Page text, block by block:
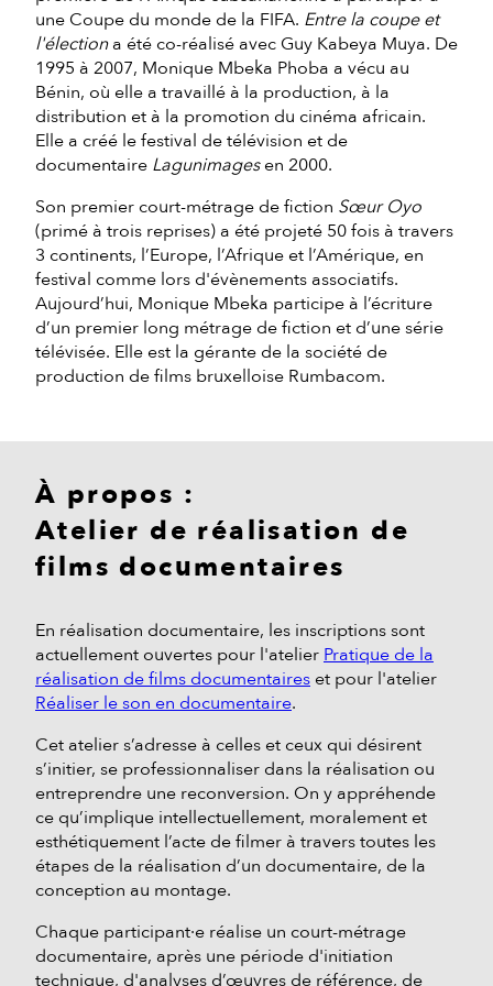
une Coupe du monde de la FIFA. Entre la coupe et
l'électiona été co-réalisé avec Guy Kabeya Muya. De
1995 à 2007, Monique Mbeka Phoba a vécu au
Bénin, où elle a travaillé à la production, à la
distribution et à la promotion du cinéma africain.
Elle a créé le festival de télévision et de
documentaire Lagunimagesen 2000.
Son premier court-métrage de fiction Sœur Oyo
(primé à trois reprises) a été projeté 50 fois à travers
3 continents, l’Europe, l’Afrique et l’Amérique, en
festival comme lors d'évènements associatifs.
Aujourd’hui, Monique Mbeka participe à l’écriture
d’un premier long métrage de fiction et d’une série
télévisée. Elle est la gérante de la société de
production de films bruxelloise Rumbacom.
À propos :
Atelier de réalisation de
films documentaires
En réalisation documentaire, les inscriptions sont
actuellement ouvertes pour l'atelier Pratique de la
réalisation de films documentaires et pour l'atelier
Réaliser le son en documentaire.
Cet atelier s’adresse à celles et ceux qui désirent
s’initier, se professionnaliser dans la réalisation ou
entreprendre une reconversion. On y appréhende
ce qu’implique intellectuellement, moralement et
esthétiquement l’acte de filmer à travers toutes les
étapes de la réalisation d’un documentaire, de la
conception au montage.
Chaque participant·e réalise un court-métrage
documentaire, après une période d'initiation
technique, d'analyses d’œuvres de référence, de